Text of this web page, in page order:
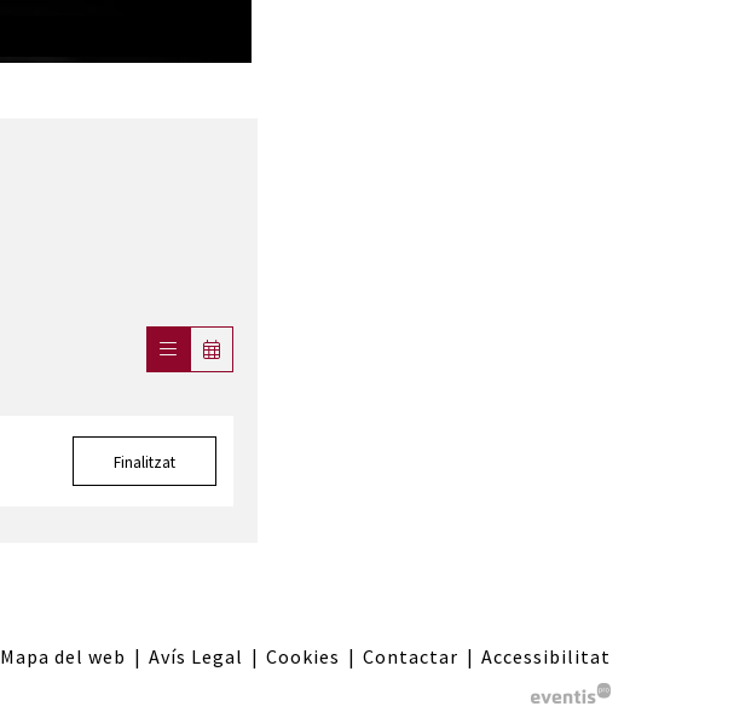
Finalitzat
Mapa del web | Avís Legal | Cookies | Contactar | Accessibilitat